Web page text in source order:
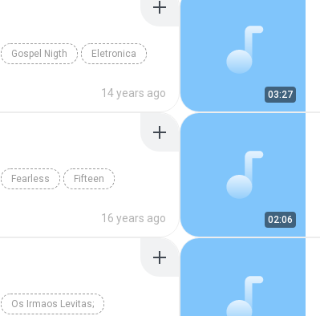
Gospel Nigth Eletronica
14 years ago 03:27
Fearless Fifteen
16 years ago 02:06
Os Irmaos Levitas;